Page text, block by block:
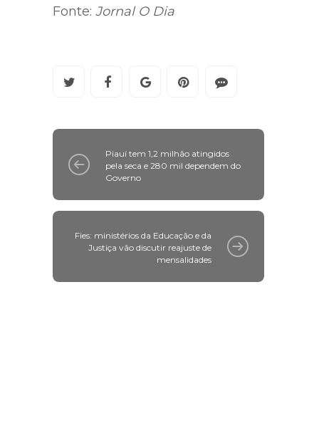
Fonte: Jornal O Dia
Piauí tem 1,2 milhão atingidos
pela seca e 280 mil dependem do
Governo
Fies: ministérios da Educação e da
Justiça vão discutir reajuste de
mensalidades